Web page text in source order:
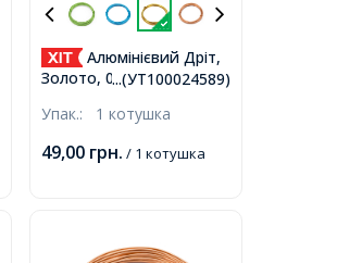
...(УТ100024589)
Алюмінієвий Дріт,
Золото, 0.8мм, близько
Упак.: 1 котушка
49,00 грн. / 1 котушка